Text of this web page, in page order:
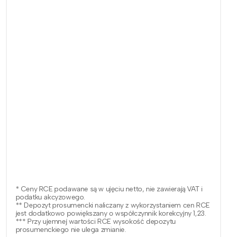
* Ceny RCE podawane są w ujęciu netto, nie zawierają VAT i
podatku akcyzowego.
** Depozyt prosumencki naliczany z wykorzystaniem cen RCE
jest dodatkowo powiększany o współczynnik korekcyjny 1,23.
*** Przy ujemnej wartości RCE wysokość depozytu
prosumenckiego nie ulega zmianie.